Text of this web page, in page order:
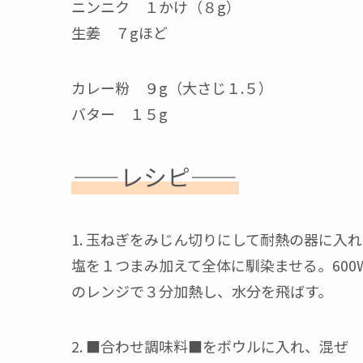
ニンニク １かけ（８g）
生姜 ７gほど
カレー粉 ９g（大さじ１.５）
バター １５g
——レシピ——
1. 玉ねぎをみじん切りにして耐熱の器に入
塩を１つまみ加えて全体に馴染ませる。
のレンジで３分加熱し、水分を飛ばす。
2. ■合わせ調味料■をボウルに入れ、混ぜ